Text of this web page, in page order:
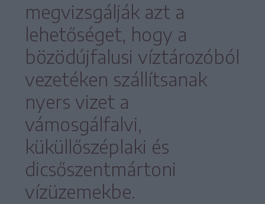
megvizsgálják azt a
lehetőséget, hogy a
bözödújfalusi víztározóból
vezetéken szállítsanak
nyers vizet a
vámosgálfalvi,
küküllőszéplaki és
dicsőszentmártoni
vízüzemekbe.